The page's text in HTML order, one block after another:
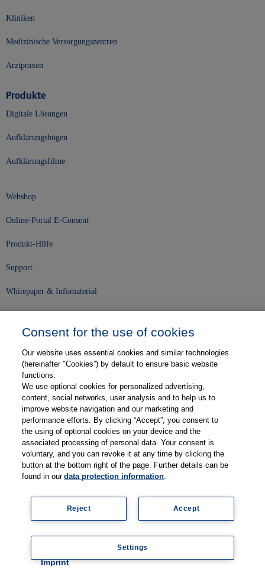
Kliniken
Medizinische Versorgungszentren
Arztpraxen
Produkte
Digitale Lösungen
Aufklärungsbögen
Aufklärungsfilme
Webshop
Online-Portal E-Consent
Produkt-Hilfe
Support
Whitepaper & Infomaterial
Karriere
Kontakt
Web-Semniare
Anwenderberichte
Partner
Impressum Datenschutz Kontakt AGB
Consent for the use of cookies
Our website uses essential cookies and similar technologies
(hereinafter "Cookies”) by default to ensure basic website
functions.
We use optional cookies for personalized advertising,
content, social networks, user analysis and to help us to
improve website navigation and our marketing and
performance efforts. By clicking “Accept”, you consent to
the using of optional cookies on your device and the
associated processing of personal data. Your consent is
voluntary, and you can revoke it at any time by clicking the
button at the bottom right of the page. Further details can be
found in ourdata protection information.
Imprint
Accept
Reject
Settings